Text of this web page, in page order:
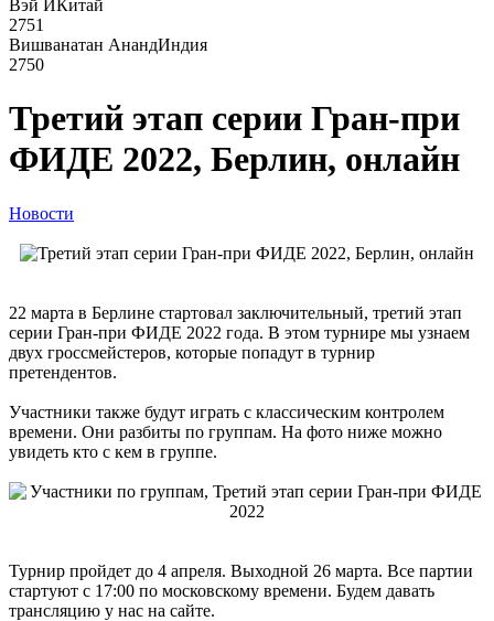
Вэй ИКитай
2751
Вишванатан АнандИндия
2750
Третий этап серии Гран-при
ФИДЕ 2022, Берлин, онлайн
Новости
22 марта в Берлине стартовал заключительный, третий этап
серии Гран-при ФИДЕ 2022 года. В этом турнире мы узнаем
двух гроссмейстеров, которые попадут в турнир
претендентов.
Участники также будут играть с классическим контролем
времени. Они разбиты по группам. На фото ниже можно
увидеть кто с кем в группе.
Турнир пройдет до 4 апреля. Выходной 26 марта. Все партии
стартуют с 17:00 по московскому времени. Будем давать
трансляцию у нас на сайте.